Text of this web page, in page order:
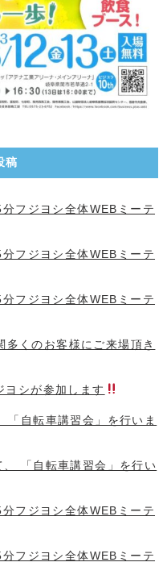
稿
フジヨシ全体WEBミーテ
フジヨシ全体WEBミーテ
フジヨシ全体WEBミーテ
くのお客様にご来場頂き
シが参加します
自転車講習会」を行いま
「自転車講習会」を行い
フジヨシ全体WEBミーテ
フジヨシ全体WEBミーテ